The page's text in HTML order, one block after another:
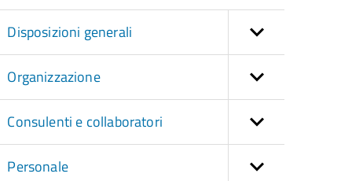
Disposizioni generali
Organizzazione
Consulenti e collaboratori
Personale